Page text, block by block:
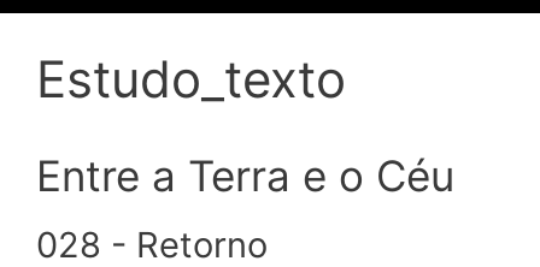
Estudo_texto
Entre a Terra e o Céu
028 - Retorno